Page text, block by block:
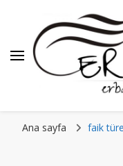
Ana sayfa faik